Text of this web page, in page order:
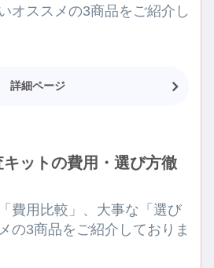
オススメの3商品をご紹介し
詳細ページ
ットの費用・選び方徹
費用比較」、大事な「選び
の3商品をご紹介しておりま